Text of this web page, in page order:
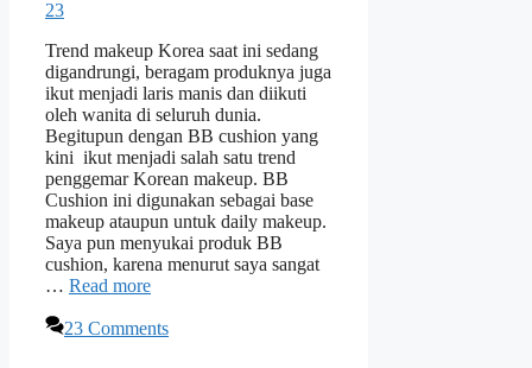
Trend makeup Korea saat ini sedang
digandrungi, beragam produknya juga
ikut menjadi laris manis dan diikuti
oleh wanita di seluruh dunia.
Begitupun dengan BB cushion yang
kini ikut menjadi salah satu trend
penggemar Korean makeup. BB
Cushion ini digunakan sebagai base
makeup ataupun untuk daily makeup.
Saya pun menyukai produk BB
cushion, karena menurut saya sangat
… Read more
23 Comments